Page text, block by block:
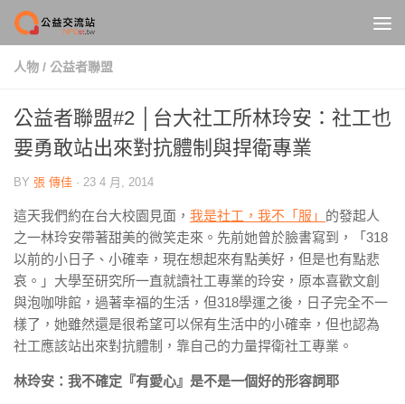
Skip to content
人物 / 公益者聯盟
公益者聯盟#2 │台大社工所林玲安：社工也
要勇敢站出來對抗體制與捍衛專業
BY 張 傳佳 · 23 4 月, 2014
這天我們約在台大校園見面， 我是社工，我不「服」 的發起人
之一林玲安帶著甜美的微笑走來。先前她曾於臉書寫到，「318
以前的小日子、小確幸，現在想起來有點美好，但是也有點悲
哀。」大學至研究所一直就讀社工專業的玲安，原本喜歡文創
與泡咖啡館，過著幸福的生活，但318學運之後，日子完全不一
樣了，她雖然還是很希望可以保有生活中的小確幸，但也認為
社工應該站出來對抗體制，靠自己的力量捍衛社工專業。
林玲安：我不確定『有愛心』是不是一個好的形容詞耶